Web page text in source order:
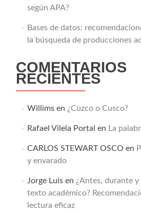
según APA?
Bases de datos:
la búsqueda de producciones
COMENTARIOS
RECIENTES
Willimsen ¿Cuzco o Cusco?
Rafael Vilela Portal en La
CARLOS STEWART OSCO en
y envarado
Jorge Luisen ¿Antes, durante y
texto académico?
lectura eficaz